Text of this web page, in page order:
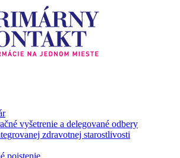
vyšetrenie a delegované odbery
zdravotnej starostlivosti
poistenie